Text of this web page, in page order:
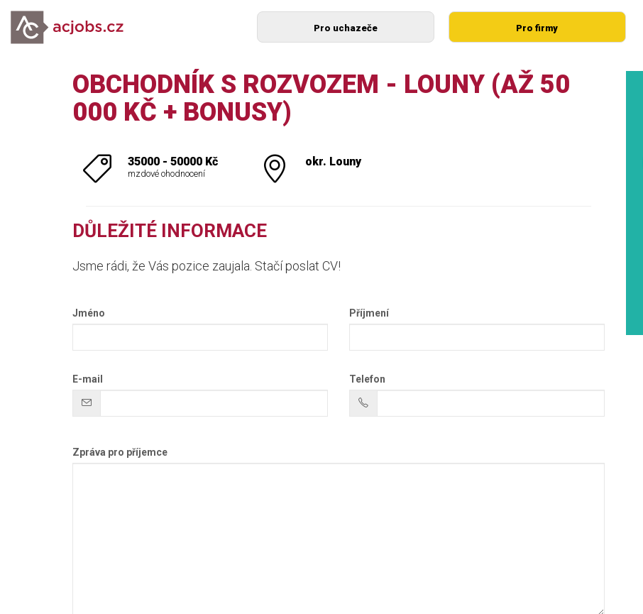
Pro uchazeče Pro firmy
OBCHODNÍK S ROZVOZEM - LOUNY (AŽ 50
000 KČ + BONUSY)
35000 - 50000 Kč
mzdové ohodnocení
okr. Louny
DŮLEŽITÉ INFORMACE
Jsme rádi, že Vás pozice zaujala. Stačí poslat CV!
Jméno Příjmení
E-mail Telefon
Zpráva pro příjemce